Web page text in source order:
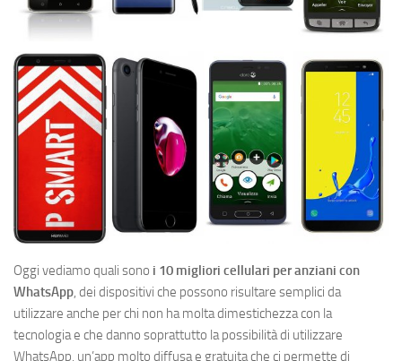
Oggi vediamo quali sono i 10 migliori cellulari per anziani con
WhatsApp, dei dispositivi che possono risultare semplici da
utilizzare anche per chi non ha molta dimestichezza con la
tecnologia e che danno soprattutto la possibilità di utilizzare
WhatsApp, un’app molto diffusa e gratuita che ci permette di